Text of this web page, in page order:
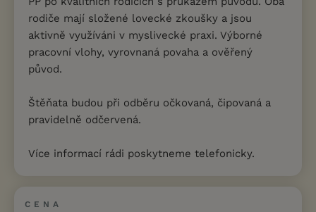
rodiče mají složené lovecké zkoušky a jsou
aktivně využíváni v myslivecké praxi. Výborné
pracovní vlohy, vyrovnaná povaha a ověřený
původ.
Štěňata budou při odběru očkovaná, čipovaná a
pravidelně odčervená.
Více informací rádi poskytneme telefonicky.
CENA